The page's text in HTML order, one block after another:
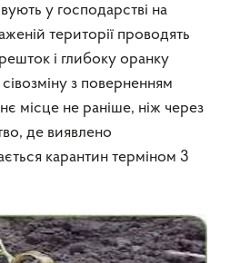
у господарстві на
території проводять
і глибоку оранку
з поверненням
місце не раніше, ніж через
де виявлено
карантин терміном 3